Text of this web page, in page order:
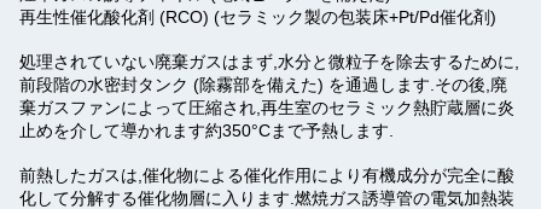
再生性催化酸化剤 (RCO) (セラミック製の包装床+Pt/Pd催化剤)
処理されていない廃棄ガスはまず,水分と微粒子を除去するために,
前段階の水密封タンク (除霧部を備えた) を通過します.その後,廃
棄ガスファンによって圧縮され,再生室のセラミック熱貯蔵層に炎
止めを介して導かれます約350°Cまで予熱します.
前熱したガスは,催化物による催化作用により有機成分が完全に酸
化して分解する催化物層に入ります.燃焼ガス誘導管の電気加熱装